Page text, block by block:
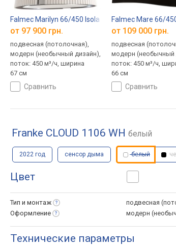
Falmec Marilyn 66/450 Isola
от 97 900 грн.
подвесная (потолочная),
модерн (необычный дизайн),
поток: 450 м³/ч, ширина
67 см
сравнить
Falmec Mare 66/
от 109 000 грн.
подвесная
модерн (необычный
поток: 450 м³/ч,
66 см
сравнить
Franke CLOUD 1106 WH белый
2022 год сенсор дыма белый
Цвет
Тип и монтаж
подвесная
Оформление
модерн
Технические параметры